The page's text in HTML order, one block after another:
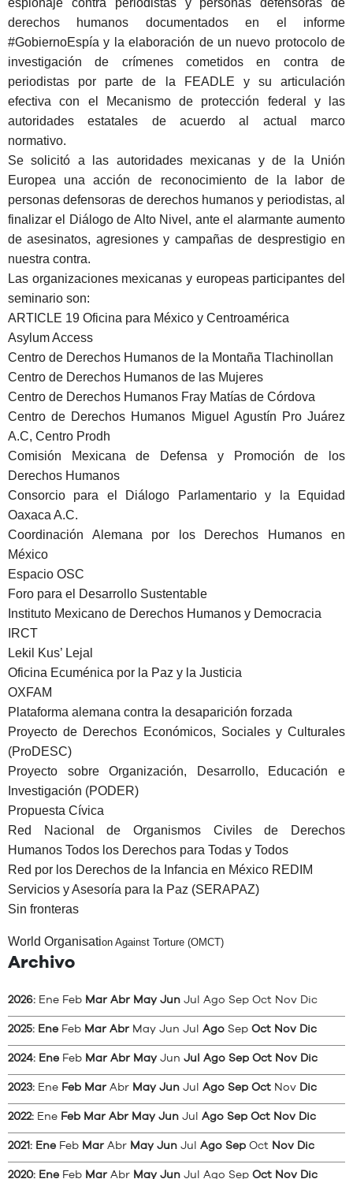
espionaje contra periodistas y personas defensoras de
derechos humanos documentados en el informe
#GobiernoEspía y la elaboración de un nuevo protocolo de
investigación de crímenes cometidos en contra de
periodistas por parte de la FEADLE y su articulación
efectiva con el Mecanismo de protección federal y las
autoridades estatales de acuerdo al actual marco
normativo.
Se solicitó a las autoridades mexicanas y de la Unión
Europea una acción de reconocimiento de la labor de
personas defensoras de derechos humanos y periodistas, al
finalizar el Diálogo de Alto Nivel, ante el alarmante aumento
de asesinatos, agresiones y campañas de desprestigio en
nuestra contra.
Las organizaciones mexicanas y europeas participantes del
seminario son:
ARTICLE 19 Oficina para México y Centroamérica
Asylum Access
Centro de Derechos Humanos de la Montaña Tlachinollan
Centro de Derechos Humanos de las Mujeres
Centro de Derechos Humanos Fray Matías de Córdova
Centro de Derechos Humanos Miguel Agustín Pro Juárez
A.C, Centro Prodh
Comisión Mexicana de Defensa y Promoción de los
Derechos Humanos
Consorcio para el Diálogo Parlamentario y la Equidad
Oaxaca A.C.
Coordinación Alemana por los Derechos Humanos en
México
Espacio OSC
Foro para el Desarrollo Sustentable
Instituto Mexicano de Derechos Humanos y Democracia
IRCT
Lekil Kus’ Lejal
Oficina Ecuménica por la Paz y la Justicia
OXFAM
Plataforma alemana contra la desaparición forzada
Proyecto de Derechos Económicos, Sociales y Culturales
(ProDESC)
Proyecto sobre Organización, Desarrollo, Educación e
Investigación (PODER)
Propuesta Cívica
Red Nacional de Organismos Civiles de Derechos
Humanos Todos los Derechos para Todas y Todos
Red por los Derechos de la Infancia en México REDIM
Servicios y Asesoría para la Paz (SERAPAZ)
Sin fronteras
World Organisation Against Torture (OMCT)
Archivo
2026: Ene Feb Mar Abr May Jun Jul Ago Sep Oct Nov Dic
2025: Ene Feb Mar Abr May Jun Jul Ago Sep Oct Nov Dic
2024: Ene Feb Mar Abr May Jun Jul Ago Sep Oct Nov Dic
2023: Ene Feb Mar Abr May Jun Jul Ago Sep Oct Nov Dic
2022: Ene Feb Mar Abr May Jun Jul Ago Sep Oct Nov Dic
2021: Ene Feb Mar Abr May Jun Jul Ago Sep Oct Nov Dic
2020: Ene Feb Mar Abr May Jun Jul Ago Sep Oct Nov Dic